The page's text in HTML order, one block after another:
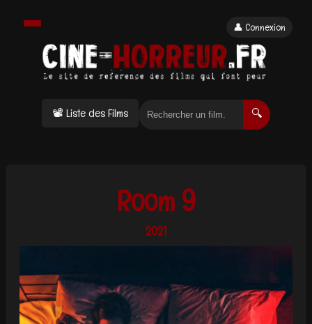
📽 Liste des Films 🔍
👤 Connexion
Room 9
2021